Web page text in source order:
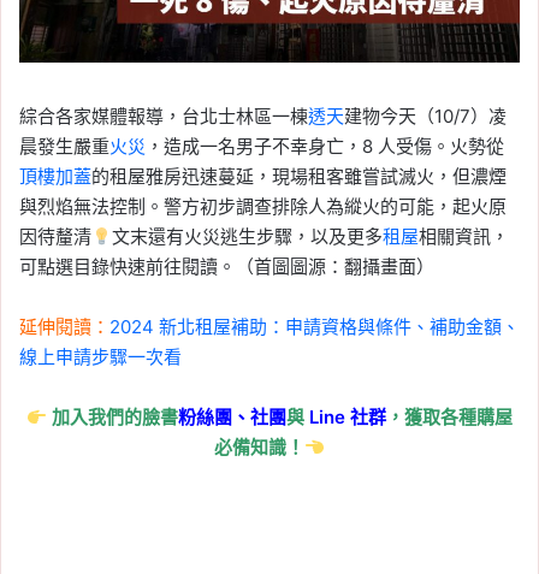
綜合各家媒體報導，台北士林區一棟透天建物今天（10/7）凌
晨發生嚴重火災 ，造成一名男子不幸身亡，8 人受傷。火勢從
頂樓加蓋的租屋雅房迅速蔓延，現場租客雖嘗試滅火，但濃煙
與烈焰無法控制。警方初步調查排除人為縱火的可能，起火原
因待釐清
文末還有火災逃生步驟，以及更多租屋相關資訊，
可點選目錄快速前往閱讀。（首圖圖源：翻攝畫面）
延伸閱讀： 2024 新北租屋補助：申請資格與條件、補助金額、
線上申請步驟一次看
加入我們的臉書粉絲團、社團與 Line社群 ，獲取各種購屋
必備知識！